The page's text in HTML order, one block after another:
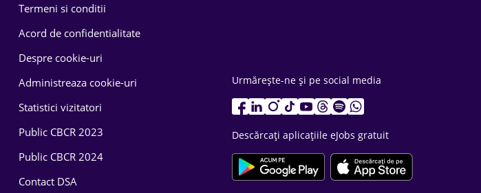
Termeni si conditii
Acord de confidentialitate
Despre cookie-uri
Administreaza cookie-uri
Statistici vizitatori
Public CBCR 2023
Public CBCR 2024
Contact DSA
Urmărește-ne și pe social media
Descărcați aplicațiile eJobs gratuit